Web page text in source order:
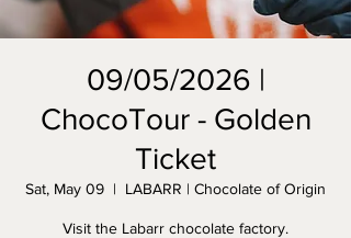
09/05/2026 |
ChocoTour - Golden
Ticket
Sat, May 09
  |
LABARR | Chocolate of Origin
Visit the Labarr chocolate factory.